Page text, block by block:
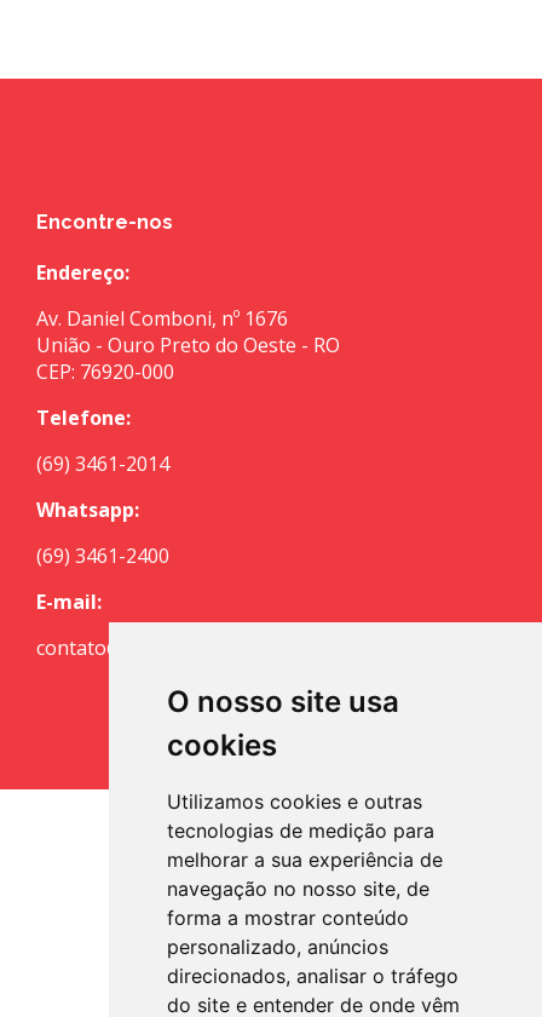
O nosso site usa
cookies
Utilizamos cookies e outras
tecnologias de medição para
melhorar a sua experiência de
navegação no nosso site, de
forma a mostrar conteúdo
personalizado, anúncios
direcionados, analisar o tráfego
do site e entender de onde vêm
Encontre-nos
Endereço:
Av. Daniel Comboni, nº 1676
União - Ouro Preto do Oeste - RO
CEP: 76920-000
Telefone:
(69) 3461-2014
Whatsapp:
(69) 3461-2400
E-mail:
contato@escritoriocuritiba.com.br